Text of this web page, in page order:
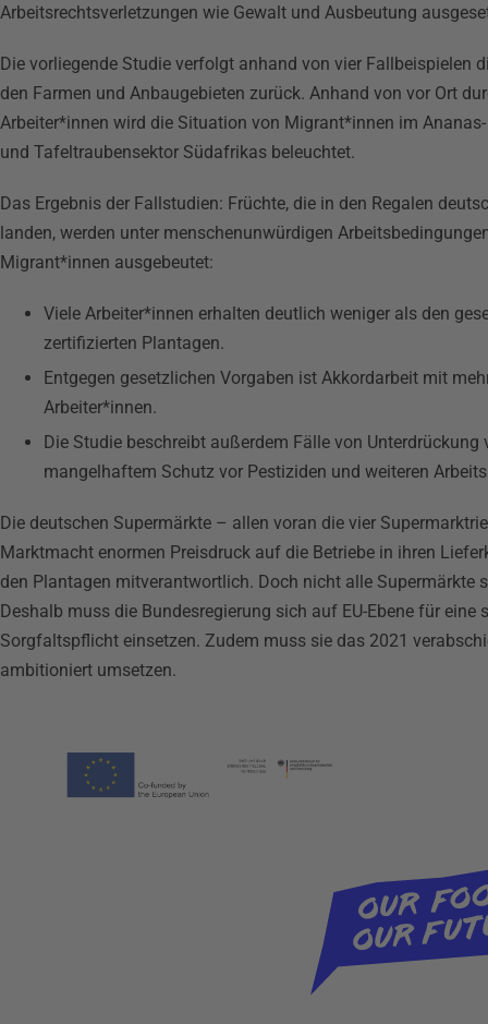
Arbeitsrechtsverletzungen wie Gewalt und Ausbeutung
Die vorliegende Studie verfolgt anhand von vier Fallbeispielen
den Farmen und Anbaugebieten zurück. Anhand von vor Ort
Arbeiter*innen wird die Situation von Migrant*innen im
und Tafeltraubensektor Südafrikas beleuchtet.
Das Ergebnis der Fallstudien: Früchte, die in den Regalen
landen, werden unter menschenunwürdigen
Migrant*innen ausgebeutet:
Viele Arbeiter*innen erhalten deutlich weniger als den
zertifizierten Plantagen.
Entgegen gesetzlichen Vorgaben ist Akkordarbeit mit
Arbeiter*innen.
Die Studie beschreibt außerdem Fälle von
mangelhaftem Schutz vor Pestiziden und weiteren
Die deutschen Supermärkte – allen voran die vier
Marktmacht enormen Preisdruck auf die Betriebe in ihren
den Plantagen mitverantwortlich. Doch nicht alle Supermärkte
Deshalb muss die Bundesregierung sich auf EU-Ebene für
Sorgfaltspflicht einsetzen. Zudem muss sie das 2021
ambitioniert umsetzen.